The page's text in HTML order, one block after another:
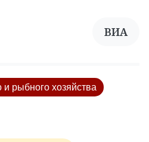
ВИА
и рыбного хозяйства